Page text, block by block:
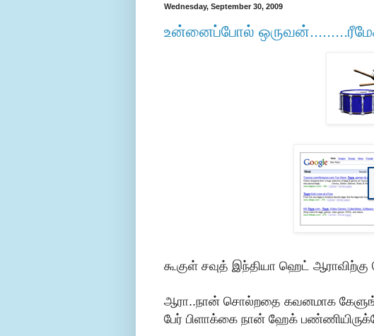
Wednesday, September 30, 2009
உன்னைப்போல்
கூகுள் சவுத் இந்தியா ஹெட் ஆராவிற்கு
ஆரா..நான் சொல்றதை கவனமாக
பேர் பிளாக்கை நான் ஹேக்